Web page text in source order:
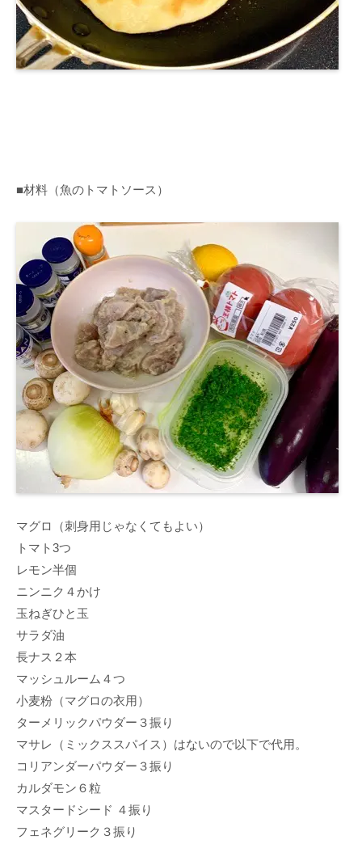
■材料（魚のトマトソース）
マグロ（刺身用じゃなくてもよい）
トマト3つ
レモン半個
ニンニク４かけ
玉ねぎひと玉
サラダ油
長ナス２本
マッシュルーム４つ
小麦粉（マグロの衣用）
ターメリックパウダー３振り
マサレ（ミックススパイス）はないので以下で代用。
コリアンダーパウダー３振り
カルダモン６粒
マスタードシード ４振り
フェネグリーク３振り